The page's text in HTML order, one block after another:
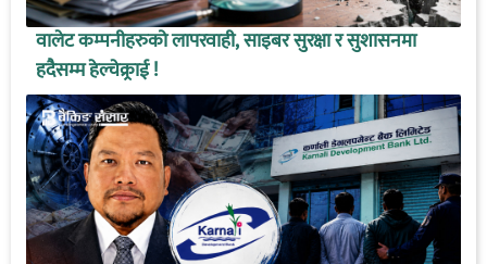
वालेट कम्पनीहरुको लापरवाही, साइबर सुरक्षा र सुशासनमा
हदैसम्म हेल्चेक्र्राई !